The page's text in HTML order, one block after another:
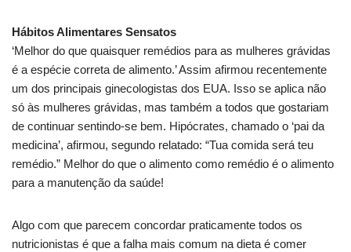
Hábitos Alimentares Sensatos
‘Melhor do que quaisquer remédios para as mulheres grávidas
é a espécie correta de alimento.’ Assim afirmou recentemente
um dos principais ginecologistas dos EUA. Isso se aplica não
só às mulheres grávidas, mas também a todos que gostariam
de continuar sentindo-se bem. Hipócrates, chamado o ‘pai da
medicina’, afirmou, segundo relatado: “Tua comida será teu
remédio.” Melhor do que o alimento como remédio é o alimento
para a manutenção da saúde!
Algo com que parecem concordar praticamente todos os
nutricionistas é que a falha mais comum na dieta é comer